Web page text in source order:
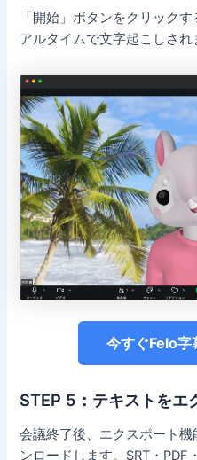
「開始」ボタンをクリック
アルタイムで文字起こしされ
今すぐFelo字
STEP 5：テキストをエ
会議終了後、エクスポート
ンロードします。SRT・PDF